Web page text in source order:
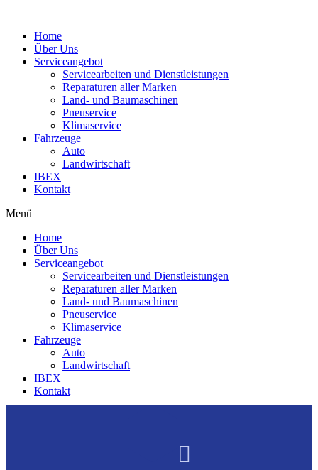
Home
Über Uns
Serviceangebot
Servicearbeiten und Dienstleistungen
Reparaturen aller Marken
Land- und Baumaschinen
Pneuservice
Klimaservice
Fahrzeuge
Auto
Landwirtschaft
IBEX
Kontakt
Menü
Home
Über Uns
Serviceangebot
Servicearbeiten und Dienstleistungen
Reparaturen aller Marken
Land- und Baumaschinen
Pneuservice
Klimaservice
Fahrzeuge
Auto
Landwirtschaft
IBEX
Kontakt
